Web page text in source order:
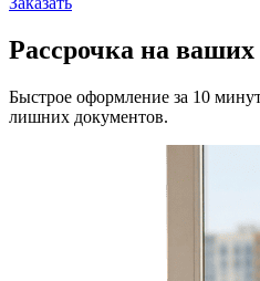
Рассрочка на ваших
Быстрое оформление за 10
лишних документов.